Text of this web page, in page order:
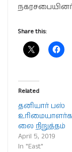
Share this:
Related
தனியார் பஸ்
லை நிறுத்தம்
April 5, 2019
In "East"